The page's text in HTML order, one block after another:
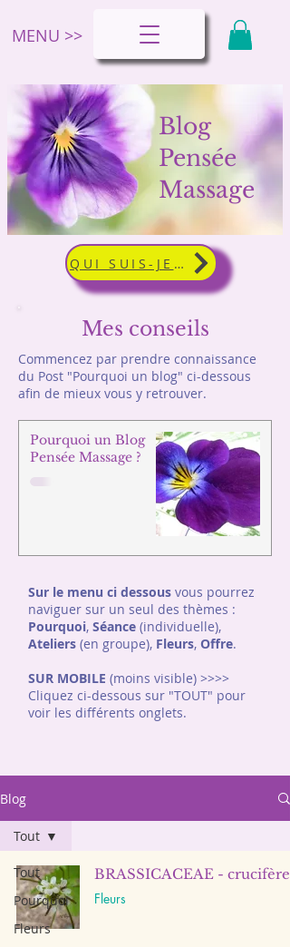
MENU >>
Blog
Pensée
Massage
QUI SUIS-JE ?
Mes conseils
Commencez par prendre connaissance
du Post "Pourquoi un blog" ci-dessous
afin de mieux vous y retrouver.
Pourquoi un Blog
Pensée Massage ?
Sur le menu ci dessous vous pourrez
naviguer sur un seul des thèmes :
Pourquoi, Séance (individuelle),
Ateliers (en groupe), Fleurs, Offre.
SUR MOBILE (moins visible) >>>>
Cliquez ci-dessous sur "TOUT" pour
voir les différents onglets.
Blog
Tout
Pourquoi
Fleurs
Tout
BRASSICACEAE - crucifères
Fleurs